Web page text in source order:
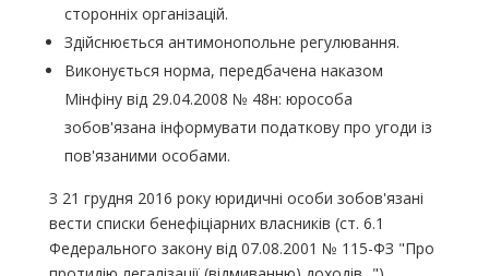
сторонніх організацій.
Здійснюється антимонопольне регулювання.
Виконується норма, передбачена наказом
Мінфіну від 29.04.2008 № 48н: юрособа
зобов'язана інформувати податкову про угоди із
пов'язаними особами.
З 21 грудня 2016 року юридичні особи зобов'язані
вести списки бенефіціарних власників (ст. 6.1
Федерального закону від 07.08.2001 № 115-ФЗ "Про